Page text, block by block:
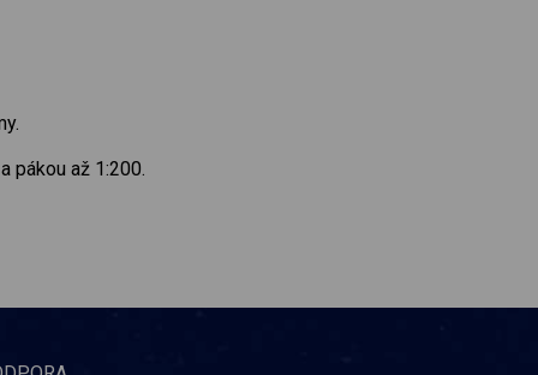
pákou až 1:200.